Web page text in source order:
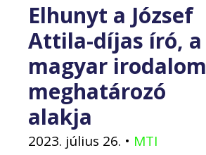
Elhunyt a József
Attila-díjas író, a
magyar irodalom
meghatározó
alakja
2023. július 26. • MTI